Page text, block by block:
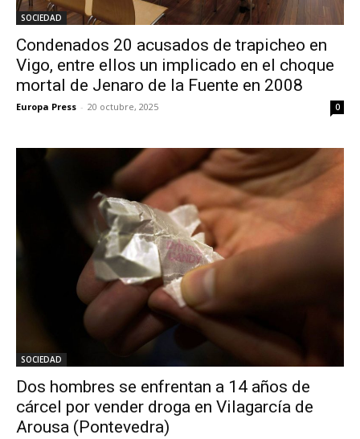
SOCIEDAD
Condenados 20 acusados de trapicheo en
Vigo, entre ellos un implicado en el choque
mortal de Jenaro de la Fuente en 2008
Europa Press - 20 octubre, 2025 0
SOCIEDAD
Dos hombres se enfrentan a 14 años de
cárcel por vender droga en Vilagarcía de
Arousa (Pontevedra)